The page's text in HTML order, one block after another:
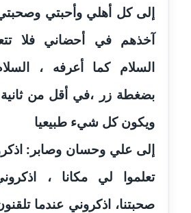
مدونة اسراء كمال
مدونة اسلام أبو علم
عاملة
عاملة
مدونة أسماء كاشف
عاملة
إلى كل أهلي وأحبتي وصحبتي
آخذهم في أحضاني فلا
السلام كما أعرفه ،
بضغطة زر ،في أقل من
ويكون كل شيء طبيعيا
إلى علي وحسان وصابر:
تعلموا لي مكانا ،
صحبتنا، اذكروني عندما